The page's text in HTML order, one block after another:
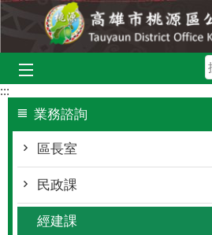
跳到主要內容區塊
:::
業務諮詢
區長室
民政課
經建課